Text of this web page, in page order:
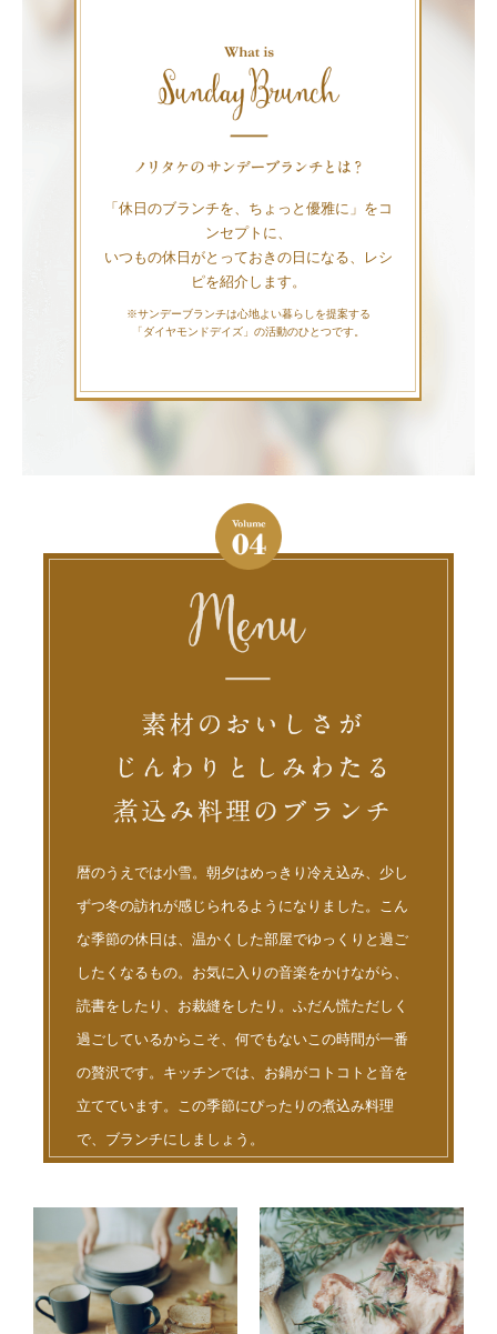
「休日のブランチを、ちょっと優雅に」をコ
ンセプトに、
いつもの休日がとっておきの日になる、レシ
ピを紹介します。
※サンデーブランチは心地よい暮らしを提案する
「ダイヤモンドデイズ」の活動のひとつです。
暦のうえでは小雪。朝夕はめっきり冷え込み、少し
ずつ冬の訪れが感じられるようになりました。こん
な季節の休日は、温かくした部屋でゆっくりと過ご
したくなるもの。お気に入りの音楽をかけながら、
読書をしたり、お裁縫をしたり。ふだん慌ただしく
過ごしているからこそ、何でもないこの時間が一番
の贅沢です。キッチンでは、お鍋がコトコトと音を
立てています。この季節にぴったりの煮込み料理
で、ブランチにしましょう。